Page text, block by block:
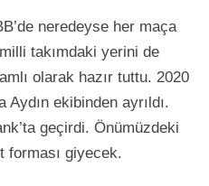
neredeyse her maça
takımdaki yerini de
olarak hazır tuttu. 2020
ekibinden ayrıldı.
geçirdi. Önümüzdeki
forması giyecek.